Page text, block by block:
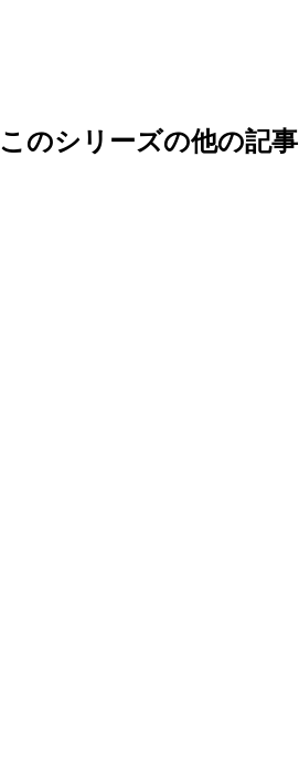
このシリーズの他の記事